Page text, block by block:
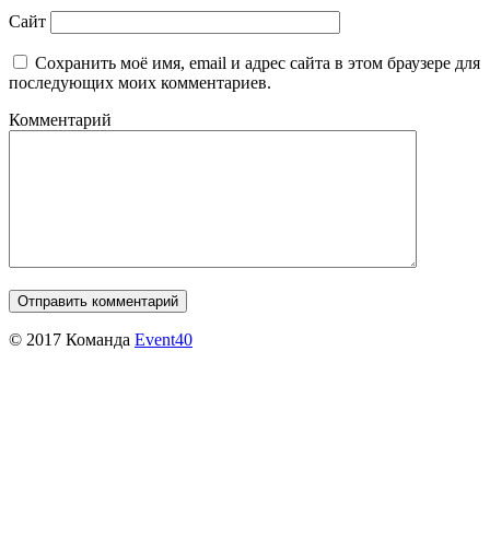
Сайт
Сохранить моё имя, email и адрес сайта в этом браузере для
последующих моих комментариев.
Комментарий
© 2017 Команда Event40